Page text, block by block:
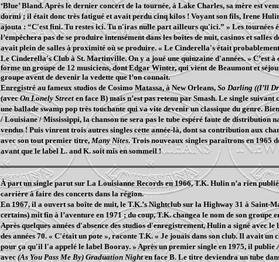
‘Blue’ Bland. Après le dernier concert de la tournée, à Lake Charles, sa mère est
dormi ; il était donc très fatigué et avait perdu cinq kilos ! Voyant son fils, Irene
ajouta : “C'est fini. Tu restes ici. Tu n'iras nulle part ailleurs qu'ici.” » Les tournées
l’empêchera pas de se produire intensément dans les boîtes de nuit, casinos et salles
avait plein de salles à proximité où se produire. « Le Cinderella's était
Le Cinderella's Club à St. Martinville. On y a joué une quinzaine d'années. » C’est à
forme un groupe de 12 musiciens, dont Edgar Winter, qui vient de Beaumont et
groupe avent de devenir la vedette que l’on connaît.
Enregistré au fameux studios de Cosimo Matassa, à New Orleans,So Darling ((I’ll
(avecOn Lonely Street en face B) mais n’est pas retenu par Smash. Le single suivant
une ballade swamp pop très touchante qui va vite devenir un classique du genre.
/ Louisiane / Mississippi, la chanson ne sera pas le tube espéré faute de distribution
vendus ! Puis vinrent trois autres singles cette année-là, dont sa contribution aux
avec son tout premier titre,Many Nites. Trois nouveaux singles paraîtrons en 1965
avant que le label L. and K. soit mis en sommeil !
À part un single parut sur La Louisianne Records en 1966, T.K. Hulin n’a rien
carrière à faire des concerts dans la région.
En 1967, il a ouvert sa boîte de nuit, le T.K.’s Nightclub sur la Highway 31 à Saint-
certains) mit fin à l’aventure en 1971 ; du coup, T.K. changea le nom de son groupe
Après quelques années d'absence des studios d'enregistrement, Hulin a signé avec
des années 70. « C'était un pote », raconte T.K. « Je jouais dans son club. Il avait
pour ça qu'il l'a appelé le label Booray. » Après un premier single en 1975, il publie
avec(As You Pass Me By) Graduation Night en face B. Le titre deviendra un tube